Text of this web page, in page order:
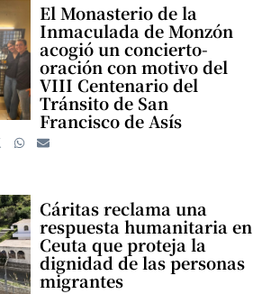
El Monasterio de la
Inmaculada de Monzón
acogió un concierto-
oración con motivo del
VIII Centenario del
Tránsito de San
Francisco de Asís
Cáritas reclama una
respuesta humanitaria en
Ceuta que proteja la
dignidad de las personas
migrantes